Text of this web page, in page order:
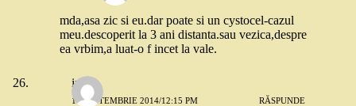
mda,asa zic si eu.dar poate si un cystocel-cazul
meu.descoperit la 3 ani distanta.sau vezica,despre
ea vrbim,a luat-o f incet la vale.
irina
11 SEPTEMBRIE 2014/12:15 PM RĂSPUNDE